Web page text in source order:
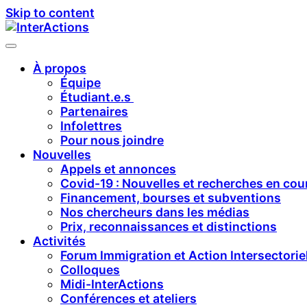
Skip to content
À propos
Équipe
Étudiant.e.s
Partenaires
Infolettres
Pour nous joindre
Nouvelles
Appels et annonces
Covid-19 : Nouvelles et recherches en
Financement, bourses et subventions
Nos chercheurs dans les médias
Prix, reconnaissances et distinctions
Activités
Forum Immigration et Action
Colloques
Midi-InterActions
Conférences et ateliers